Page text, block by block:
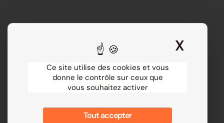
Ce site utilise des cookies et vous
donne le contrôle sur ceux que
vous souhaitez activer
Tout accepter
X